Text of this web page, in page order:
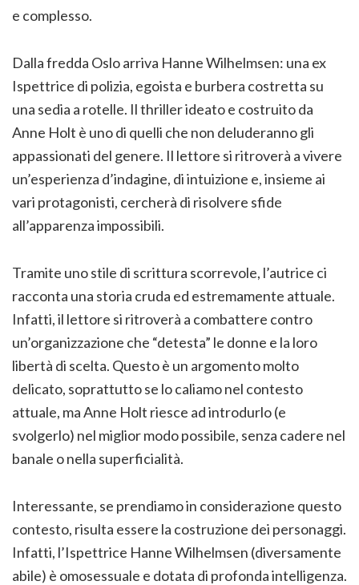
e complesso.
Dalla fredda Oslo arriva Hanne Wilhelmsen: una ex
Ispettrice di polizia, egoista e burbera costretta su
una sedia a rotelle. Il thriller ideato e costruito da
Anne Holt è uno di quelli che non deluderanno gli
appassionati del genere. Il lettore si ritroverà a vivere
un’esperienza d’indagine, di intuizione e, insieme ai
vari protagonisti, cercherà di risolvere sfide
all’apparenza impossibili.
Tramite uno stile di scrittura scorrevole, l’autrice ci
racconta una storia cruda ed estremamente attuale.
Infatti, il lettore si ritroverà a combattere contro
un’organizzazione che “detesta” le donne e la loro
libertà di scelta. Questo è un argomento molto
delicato, soprattutto se lo caliamo nel contesto
attuale, ma Anne Holt riesce ad introdurlo (e
svolgerlo) nel miglior modo possibile, senza cadere nel
banale o nella superficialità.
Interessante, se prendiamo in considerazione questo
contesto, risulta essere la costruzione dei personaggi.
Infatti, l’Ispettrice Hanne Wilhelmsen (diversamente
abile) è omosessuale e dotata di profonda intelligenza.